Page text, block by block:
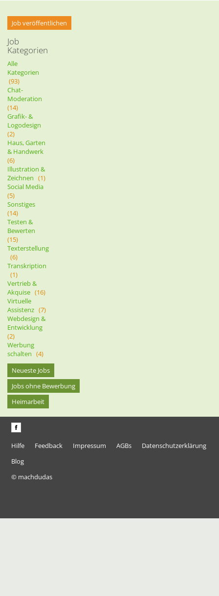
Job veröffentlichen
Job
Kategorien
Alle
Kategorien
(93)
Chat-
Moderation
(14)
Grafik- &
Logodesign
(2)
Haus, Garten
& Handwerk
(6)
Illustration &
Zeichnen (1)
Social Media
(5)
Sonstiges
(14)
Testen &
Bewerten
(15)
Texterstellung
(6)
Transkription
(1)
Vertrieb &
Akquise (16)
Virtuelle
Assistenz (7)
Webdesign &
Entwicklung
(2)
Werbung
schalten (4)
Neueste Jobs
Jobs ohne Bewerbung
Heimarbeit
Hilfe Feedback Impressum AGBs
Datenschutzerklärung
Blog
© machdudas